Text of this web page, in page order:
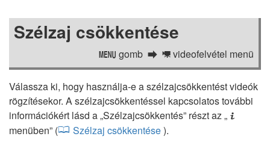
Szélzaj csökkentése
G gomb 1 videofelvétel menü
Válassza ki, hogy használja-e a szélzajcsökkentést videók
rögzítésekor. A szélzajcsökkentéssel kapcsolatos további
információkért lásd a „Szélzajcsökkentés” részt az „ i
menüben” ( Szélzaj csökkentése).